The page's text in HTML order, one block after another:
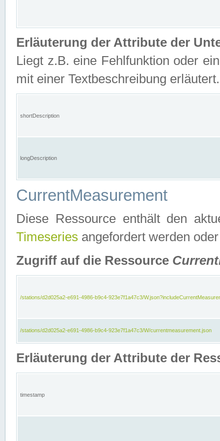
Erläuterung der Attribute der
Liegt z.B. eine Fehlfunktion oder
mit einer Textbeschreibung erläutert.
shortDescription
longDescription
CurrentMeasurement
Diese Ressource enthält den
Timeseries angefordert werden
Zugriff auf die Ressource
/stations/d2d025a2-e691-4986-b9c4-923e7f1a47c3/
/stations/d2d025a2-e691-4986-b9c4-923e7f1a47c3/W/currentmeasurement.json
Erläuterung der Attribute der
timestamp